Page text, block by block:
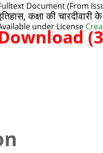
Document (From
कक्षा की
under License